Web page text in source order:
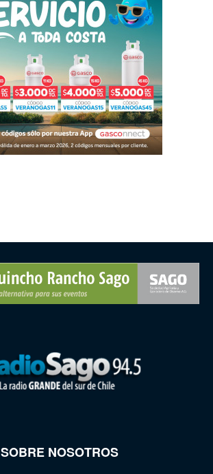
SOBRE NOSOTROS